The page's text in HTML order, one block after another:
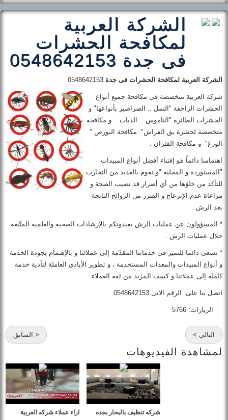
الشركة العربية
لمكافحة الحشرات
فى جدة 0548642153
الشركة العربية لمكافحة الحشرات فى جدة 0548642153
شركة العربية متخصصة في مكافحة جميع أنواع
الحشرات الزاحفة "النمل .. الصراصير بأنواعها" و
الحشرات الطائرة "الناموس .. الذباب .. و مكافحة
متخصصة لحشرة بق الفراش" مكافحة البورص "
الوزغ" و مكافحة الفئران .
اهتمامنا دائماً هو إقتناء أفضل أنواع المبيدات
"المستوردة و المحلية "و نقوم بالعديد من التجارب
للتأكد من خلوّها من أي أضرار قد تصيب الصحة و
مراعاة عدم الإنزعاج و الضرر من الروائح الناتجة
بعد الرش .
* المسؤولون عن عمليات الرش يفيدونكم بالإرشادات الصحية والعلمية المتّبعة
خلال عمليات الرش .
* نسعى دائما للتميز في خدماتنا المقدّمة إلى عملائنا و بالإهتمام بجودة الخدمة
و أنواع المبيدات والمعدات المستخدمة ، و تطوير الأيادي العاملة لتأدية خدمة
كاملة إلى عملائنا و كسب المزيد من ثقة العملاء
اتصل بنا على الرقم الاتى 0548642153
الزيارات: 5766
< السابق التالي >
لمشاهدة الفيديوهات
اراء عملاء شركه العربية
شركه تنظيف بالبخار بجده